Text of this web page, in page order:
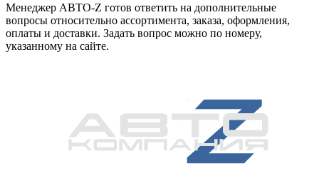
Менеджер АВТО-Z готов ответить на дополнительные
вопросы относительно ассортимента, заказа, оформления,
оплаты и доставки. Задать вопрос можно по номеру,
указанному на сайте.